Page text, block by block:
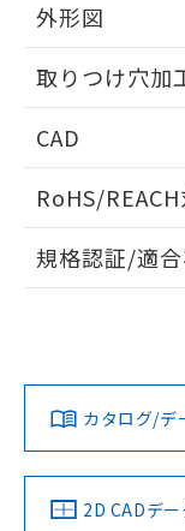
外形図
取りつけ穴加
CAD
ドすることが
ダウンロードデー
みください。
ソフトウェアの使用
RoHS/
EU RoHS 注意
対応済み
中国 RoHS 注
規格認証/適
カタログ/デ
2D CADデー
している
り、2022
す。